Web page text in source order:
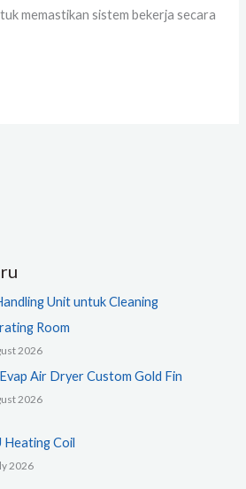
memastikan sistem bekerja secara
Unit untuk Cleaning
Room
2026
Air Dryer Custom Gold Fin
2026
Heating Coil
2026